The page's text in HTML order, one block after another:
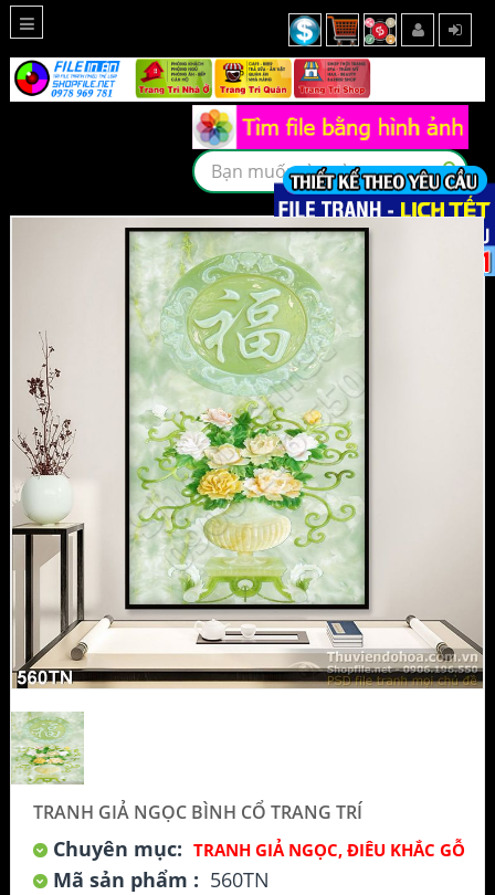
TRANH GIẢ NGỌC BÌNH CỔ TRANG TRÍ
Chuyên mục: TRANH GIẢ NGỌC, ĐIÊU KHẮC GỖ
Mã sản phẩm : 560TN